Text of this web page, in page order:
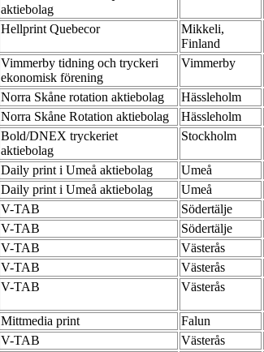
aktiebolag
Hellprint Quebecor
Mikkeli,
Finland
Vimmerby tidning och tryckeri
ekonomisk förening
Vimmerby
Norra Skåne rotation aktiebolag Hässleholm
Norra Skåne Rotation aktiebolag Hässleholm
Bold/DNEX tryckeriet
aktiebolag
Stockholm
Daily print i Umeå aktiebolag Umeå
Daily print i Umeå aktiebolag Umeå
V-TAB Södertälje
V-TAB Södertälje
V-TAB Västerås
V-TAB Västerås
V-TAB Västerås
Mittmedia print Falun
V-TAB Västerås